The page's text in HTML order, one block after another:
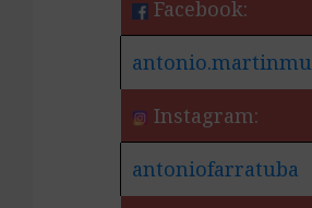
Facebook:
antonio.martinmu
Instagram:
antoniofarratuba